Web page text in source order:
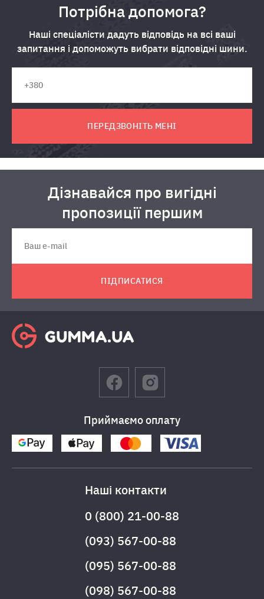
Потрібна допомога?
Наші спеціалісти дадуть відповідь на всі ваші
запитання і допоможуть вибрати відповідні шини.
ПЕРЕДЗВОНІТЬ МЕНІ
Дізнавайся про вигідні
пропозиції першим
ПІДПИСАТИСЯ
Приймаємо оплату
Наші контакти
0 (800) 21-00-88
(093) 567-00-88
(095) 567-00-88
(098) 567-00-88